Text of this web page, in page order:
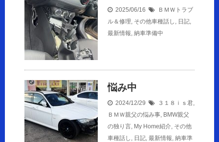
2025/06/16
ＢＭＷトラブ
ル＆修理, その他車種話し , 日記,
最新情報, 納車準備中
悩み中
2024/12/29 ３１８ｉｓ君,
ＢＭＷ親父の悩み事, BMW親父
の独り言, My Home紹介, その他
車種話し , 日記, 最新情報, 納車準